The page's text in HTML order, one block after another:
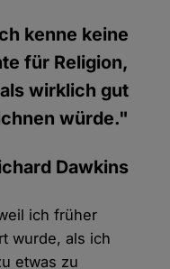
kenne keine
für Religion,
wirklich gut
würde."
Dawkins
ich früher
wurde, als ich
etwas zu